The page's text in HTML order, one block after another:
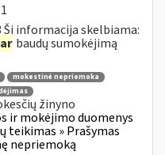
Ši informacija skelbiama:
ar baudų sumokėjimą
mokestinė nepriemoka
žinyno
ir mokėjimo duomenys
teikimas » Prašymas
nepriemoką